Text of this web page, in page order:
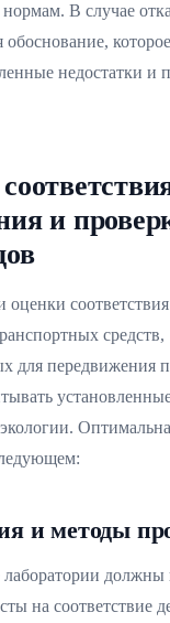
В случае
обоснование,
недостатки и
и
соответствия
средств,
для передвижения
и методы
должны
на соответствие